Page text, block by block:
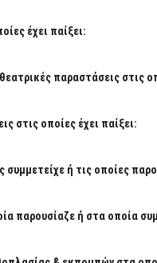
έχει παίξει:
παραστάσεις στις
στις οποίες έχει παίξει:
συμμετείχε ή τις οποίες
παρουσίαζε ή στα οποία